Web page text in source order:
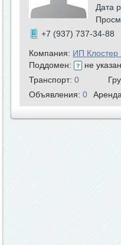
Дата
+7 (937) 737-34-88
Компания: ИП Клостер
Поддомен:
не
Транспорт: 0
Объявления: 0